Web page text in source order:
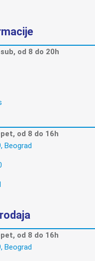
od 8 do 20h
od 8 do 16h
Beograd
od 8 do 16h
Beograd